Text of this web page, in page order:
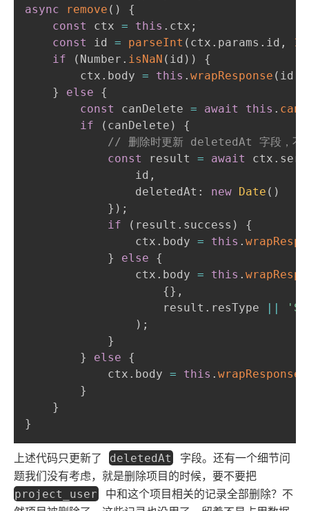
async
remove ( )
{
const ctx = this . ctx ;
const id = parseInt ( ctx . params . id , 10
if
( Number . isNaN ( id ) )
{
        ctx
. body = this . wrapResponse ( id
}
else
{
const canDelete = await this .
if
( canDelete )
{
// 删除时更新 deletedAt 字段，不是
const result = await ctx .
                id
,
                deletedAt
: new Date ( )
} ) ;
if
( result . success )
{
                ctx
. body = this .
}
else
{
                ctx
. body = this .
{} ,
                    result
. resType ||
) ;
}
}
else
{
            ctx
. body = this . wrapResponse
}
}
}
上述代码只更新了 deletedAt字段。还有一个细节问
题我们没有考虑，就是删除项目的时候，要不要把
project_user中和这个项目相关的记录全部删除？不